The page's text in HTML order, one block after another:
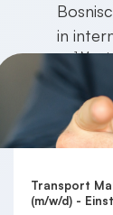
in
vor 1 Monat
Transport
(m/w/d) -